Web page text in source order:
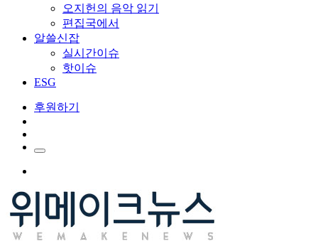
오지헌의 음악 읽기
편집국에서
알쓸신잡
실시간이슈
핫이슈
ESG
후원하기